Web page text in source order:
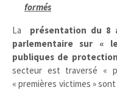
formés
La
présentation du 8
parlementaire sur «
publiques de
secteur est traversé «
« premières victimes »